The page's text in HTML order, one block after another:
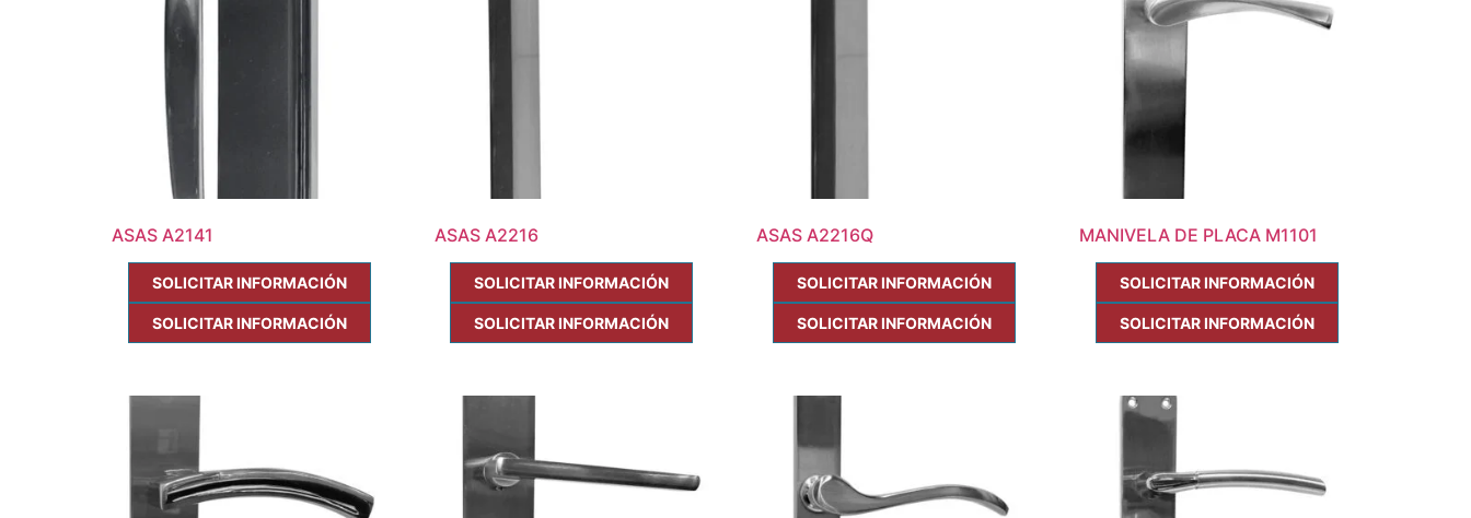
ASAS A2141
SOLICITAR INFORMACIÓN
SOLICITAR INFORMACIÓN
ASAS A2216
SOLICITAR INFORMACIÓN
SOLICITAR INFORMACIÓN
ASAS A2216Q
SOLICITAR INFORMACIÓN
SOLICITAR INFORMACIÓN
MANIVELA DE PLACA M1101
SOLICITAR INFORMACIÓN
SOLICITAR INFORMACIÓN